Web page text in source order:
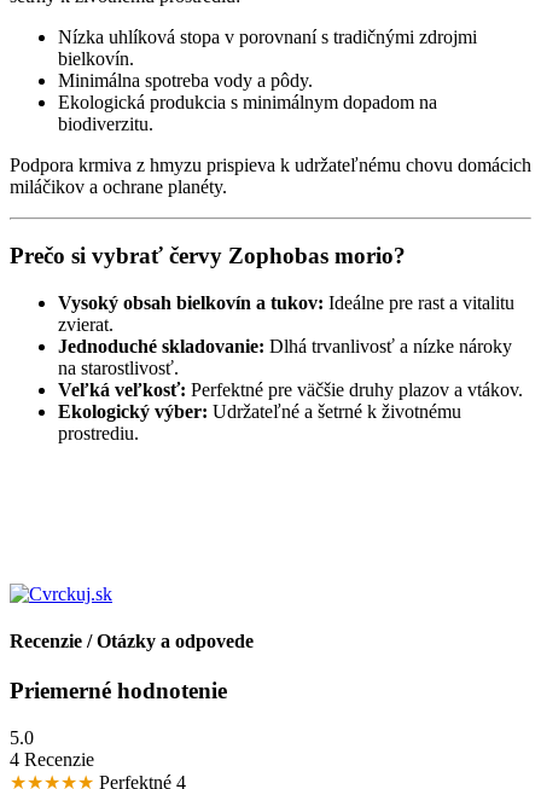
Nízka uhlíková stopa v porovnaní s tradičnými zdrojmi
bielkovín.
Minimálna spotreba vody a pôdy.
Ekologická produkcia s minimálnym dopadom na
biodiverzitu.
Podpora krmiva z hmyzu prispieva k udržateľnému chovu domácich
miláčikov a ochrane planéty.
Prečo si vybrať červy Zophobas morio?
Vysoký obsah bielkovín a tukov: Ideálne pre rast a vitalitu
zvierat.
Jednoduché skladovanie: Dlhá trvanlivosť a nízke nároky
na starostlivosť.
Veľká veľkosť: Perfektné pre väčšie druhy plazov a vtákov.
Ekologický výber: Udržateľné a šetrné k životnému
prostrediu.
Recenzie / Otázky a odpovede
Priemerné hodnotenie
5.0
4 Recenzie
★★★★★ Perfektné 4